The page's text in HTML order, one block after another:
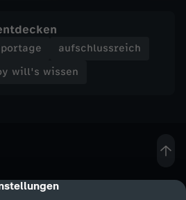
aufschlussreich
will's wissen